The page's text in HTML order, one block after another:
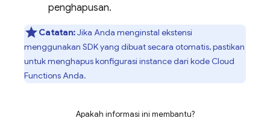
penghapusan.
Catatan:Jika Anda menginstal ekstensi
menggunakan SDK yang dibuat secara otomatis, pastikan
untuk menghapus konfigurasi instance dari kode Cloud
Functions Anda.
Apakah informasi ini membantu?